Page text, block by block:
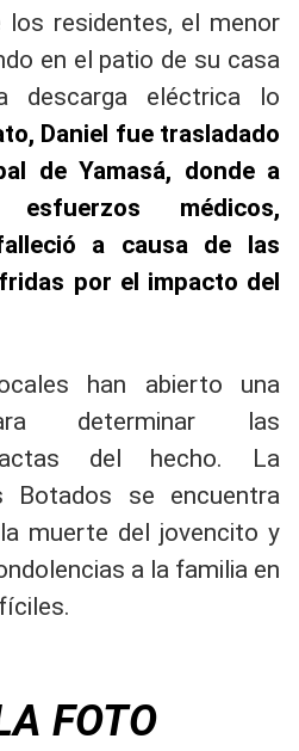
los residentes, el menor
en el patio de su casa
descarga eléctrica lo
Daniel fue trasladado
de Yamasá, donde a
médicos,
a causa de las
por el impacto del
han abierto una
determinar las
del hecho. La
Botados se encuentra
muerte del jovencito y
a la familia en
FOTO